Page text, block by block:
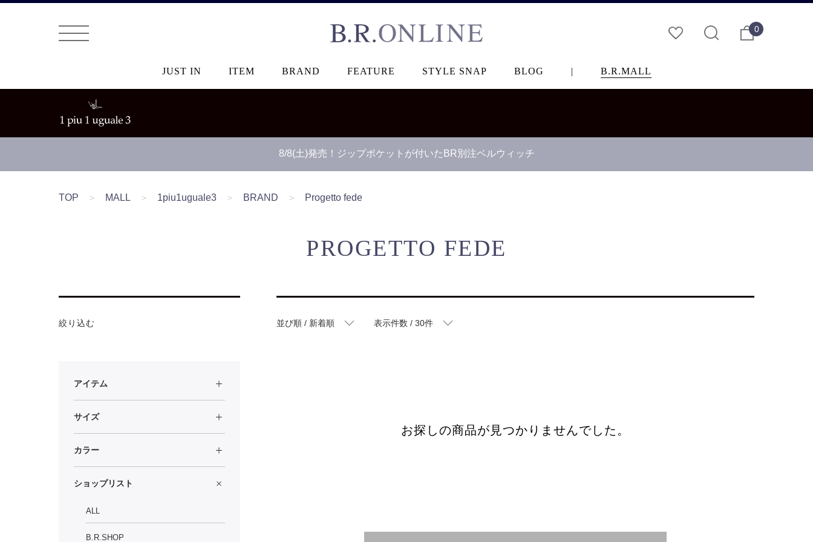
0
JUST IN ITEM BRAND FEATURE STYLE SNAP BLOG | B.R.MALL
8/8(土)発売！ジップポケットが付いたBR別注ベルウィッチ
TOP ＞ MALL ＞ 1piu1uguale3 ＞ BRAND ＞ Progetto fede
PROGETTO FEDE
絞り込む
アイテム
サイズ
カラー
ショップリスト
ALL
B.R.SHOP
並び順 / 新着順 表示件数 / 30件
お探しの商品が見つかりませんでした。